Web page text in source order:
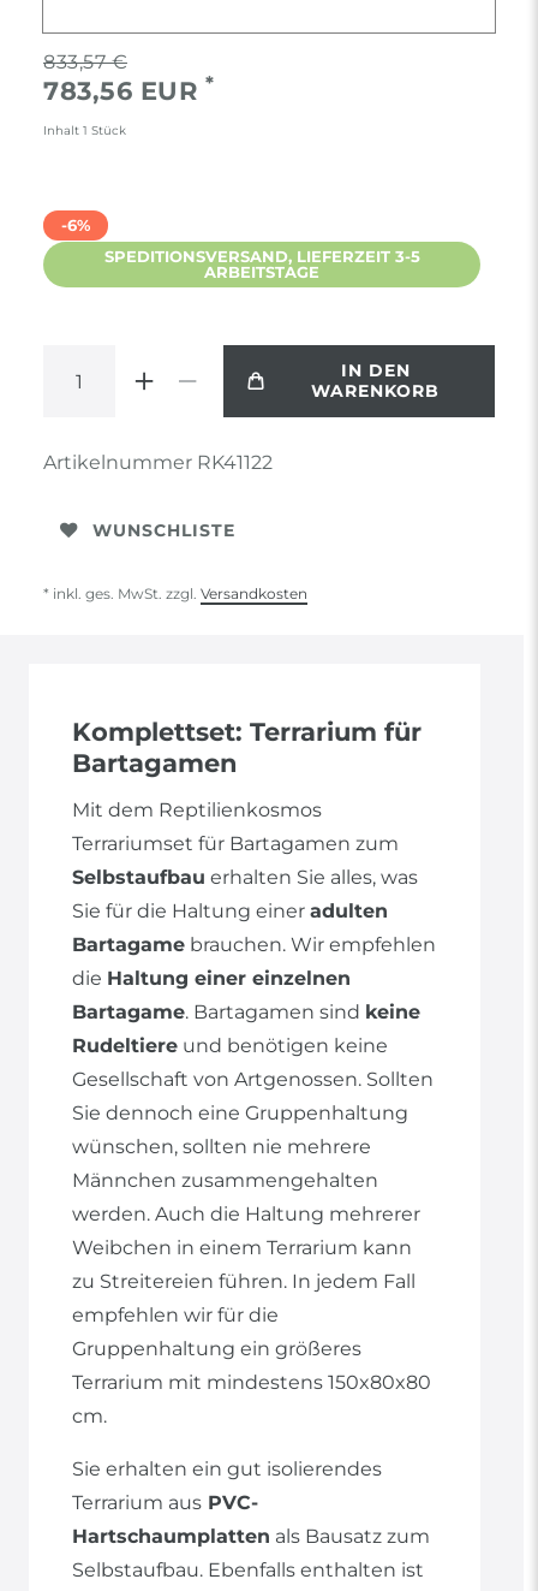
833,57 €
783,56 EUR *
Inhalt 1 Stück
-6%
SPEDITIONSVERSAND, LIEFERZEIT 3-5
ARBEITSTAGE
IN DEN
WARENKORB
Artikelnummer RK41122
WUNSCHLISTE
* inkl. ges. MwSt. zzgl. Versandkosten
Komplettset: Terrarium für
Bartagamen
Mit dem Reptilienkosmos
Terrariumset für Bartagamen zum
Selbstaufbau erhalten Sie alles, was
Sie für die Haltung einer adulten
Bartagame brauchen. Wir empfehlen
die Haltung einer einzelnen
Bartagame. Bartagamen sind keine
Rudeltiere und benötigen keine
Gesellschaft von Artgenossen. Sollten
Sie dennoch eine Gruppenhaltung
wünschen, sollten nie mehrere
Männchen zusammengehalten
werden. Auch die Haltung mehrerer
Weibchen in einem Terrarium kann
zu Streitereien führen. In jedem Fall
empfehlen wir für die
Gruppenhaltung ein größeres
Terrarium mit mindestens 150x80x80
cm.
Sie erhalten ein gut isolierendes
Terrarium aus PVC-
Hartschaumplatten als Bausatz zum
Selbstaufbau. Ebenfalls enthalten ist